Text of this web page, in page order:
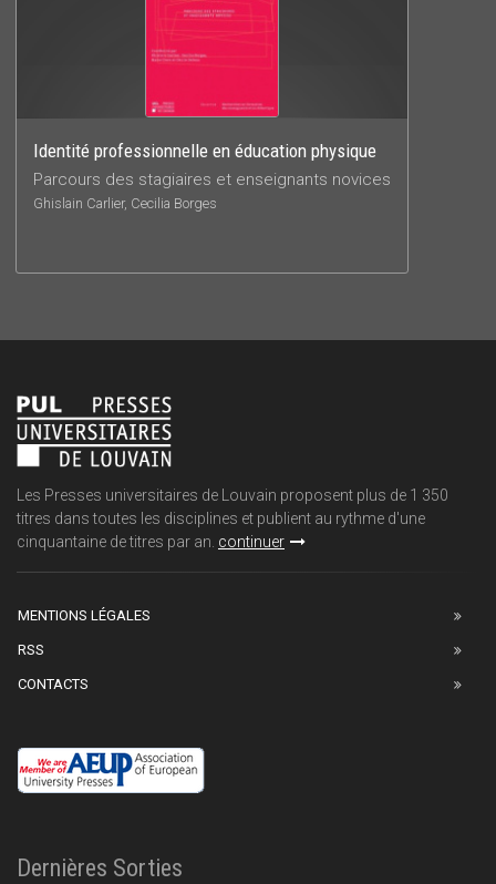
Identité professionnelle en éducation physique
Parcours des stagiaires et enseignants novices
Ghislain Carlier, Cecilia Borges
Les Presses universitaires de Louvain proposent plus de 1 350
titres dans toutes les disciplines et publient au rythme d'une
cinquantaine de titres par an. continuer
MENTIONS LÉGALES
RSS
CONTACTS
Dernières Sorties